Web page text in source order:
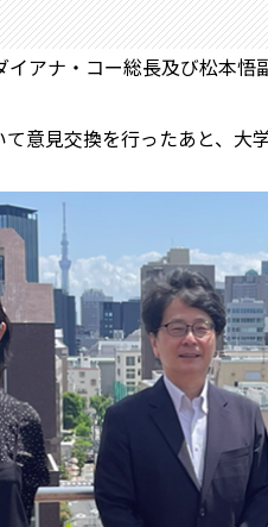
アナ・コー総長及び松本
意見交換を行ったあと、大